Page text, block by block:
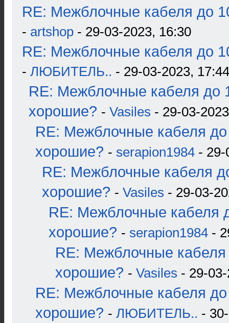
RE: Межблочные кабеля до
- artshop - 29-03-2023, 16:30
RE: Межблочные кабеля до
- ЛЮБИТЕЛЬ.. - 29-03-2023, 17:44
RE: Межблочные кабеля до
хорошие? - Vasiles - 29-03-
RE: Межблочные кабеля до
хорошие? - serapion1984 - 29-
RE: Межблочные кабеля
хорошие? - Vasiles - 29-03-
RE: Межблочные кабеля
хорошие? - serapion1984 -
RE: Межблочные кабеля
хорошие? - Vasiles - 29-
RE: Межблочные кабеля до
хорошие? - ЛЮБИТЕЛЬ.. -